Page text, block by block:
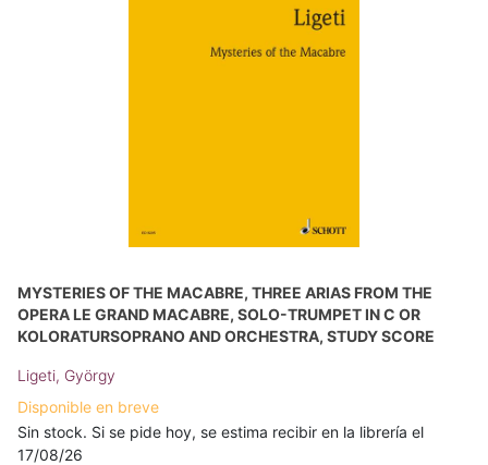
MYSTERIES OF THE MACABRE, THREE ARIAS FROM THE
OPERA LE GRAND MACABRE, SOLO-TRUMPET IN C OR
KOLORATURSOPRANO AND ORCHESTRA, STUDY SCORE
Ligeti, György
Disponible en breve
Sin stock. Si se pide hoy, se estima recibir en la librería el
17/08/26